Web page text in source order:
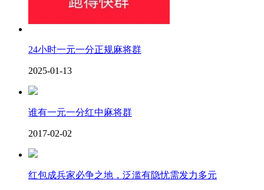
24小时一元一分正规麻将群
2025-01-13
谁有一元一分红中麻将群
2017-02-02
红包成兵家必争之地，泛滥有隐忧需发力多元